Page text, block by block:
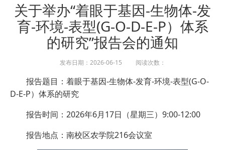
关于举办“着眼于基因-生物体-发
育-环境-表型(G-O-D-E-P）体系
的研究”报告会的通知
发布日期：2026-06-15 阅读次数：
报告题目：着眼于基因-生物体-发育-环境-表型(G-O-
D-E-P）体系的研究
报告时间：2026年6月17日（星期三）9:00-12:00
报告地点：南校区农学院216会议室